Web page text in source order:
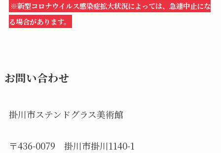
※新型コロナウイルス感染症拡大状況によっては、急遽中止にな
る場合があります。
お問い合わせ
掛川市ステンドグラス美術館
〒436-0079 掛川市掛川1140-1